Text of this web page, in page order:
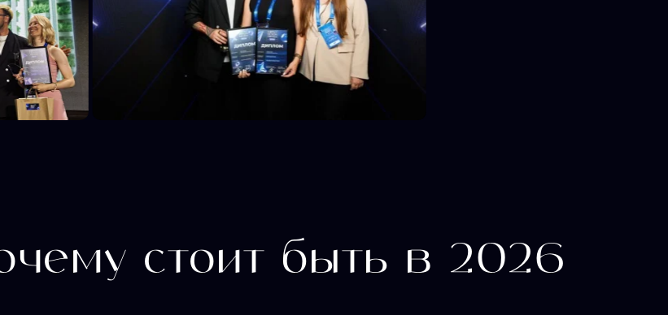
стоит быть в 2026
AWARDS